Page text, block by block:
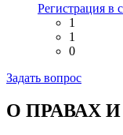
Регистрация в
1
1
0
Задать вопрос
О ПРАВАХ